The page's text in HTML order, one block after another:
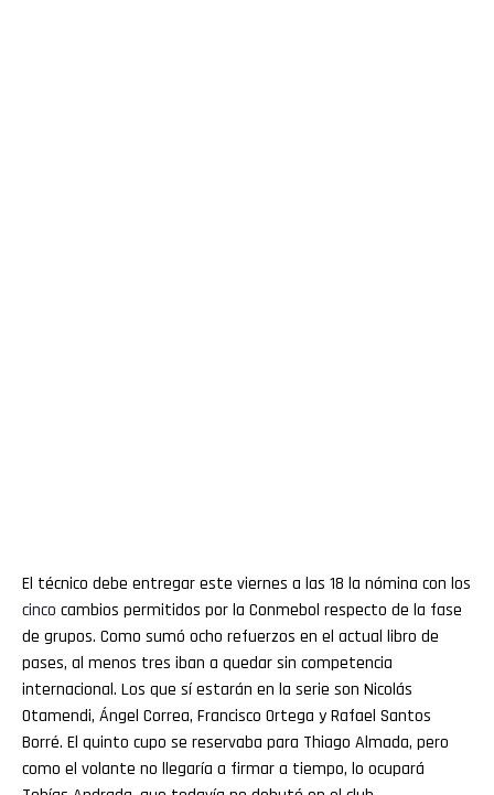
El técnico debe entregar este viernes a las 18 la nómina con los
cinco cambios permitidos por la Conmebol respecto de la fase
de grupos. Como sumó ocho refuerzos en el actual libro de
pases, al menos tres iban a quedar sin competencia
internacional. Los que sí estarán en la serie son Nicolás
Otamendi, Ángel Correa, Francisco Ortega y Rafael Santos
Borré. El quinto cupo se reservaba para Thiago Almada, pero
como el volante no llegaría a firmar a tiempo, lo ocupará